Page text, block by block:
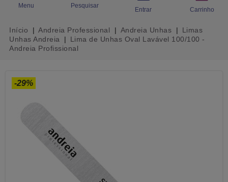
Menu Pesquisar
Entrar Carrinho
Início Andreia Professional Andreia Unhas
Limas
Unhas Andreia
Lima de Unhas Oval Lavável 100/100 -
Andreia Profissional
-29%